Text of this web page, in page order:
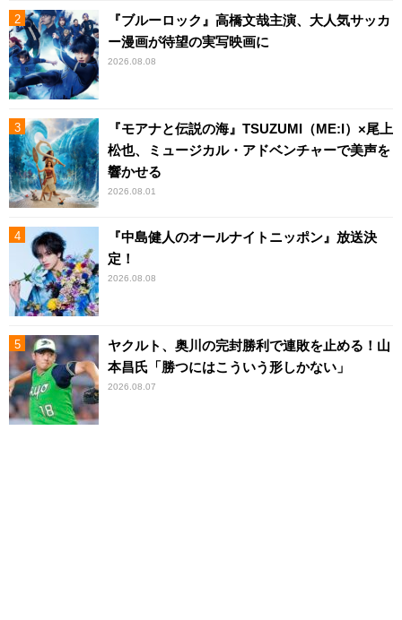
『ブルーロック』高橋文哉主演、大人気サッカ
ー漫画が待望の実写映画に
2026.08.08
『モアナと伝説の海』TSUZUMI（ME:I）×尾上
松也、ミュージカル・アドベンチャーで美声を
響かせる
2026.08.01
『中島健人のオールナイトニッポン』放送決
定！
2026.08.08
ヤクルト、奥川の完封勝利で連敗を止める！山
本昌氏「勝つにはこういう形しかない」
2026.08.07